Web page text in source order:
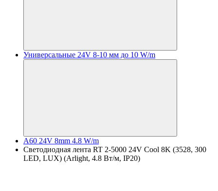
Универсальные 24V 8-10 мм до 10 W/m
A60 24V 8mm 4.8 W/m
Светодиодная лента RT 2-5000 24V Cool 8K (3528, 300
LED, LUX) (Arlight, 4.8 Вт/м, IP20)